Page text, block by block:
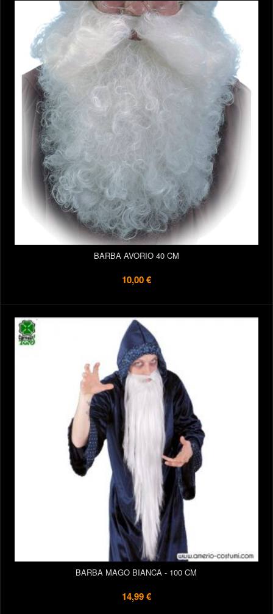
BARBA AVORIO 40 CM
10,00 €
BARBA MAGO BIANCA - 100 CM
14,99 €